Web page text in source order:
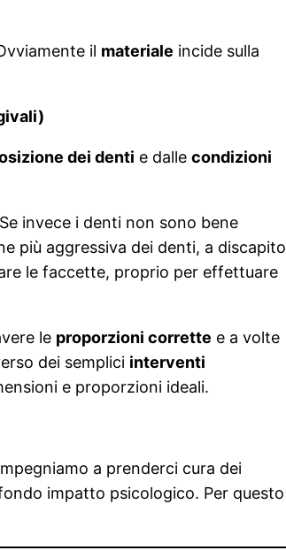
il materiale incide sulla
dei denti e dalle condizioni
invece i denti non sono bene
più aggressiva dei denti, a discapito
le faccette, proprio per effettuare
le proporzioni corrette e a volte
dei semplici interventi
e proporzioni ideali.
a prenderci cura dei
impatto psicologico. Per questo